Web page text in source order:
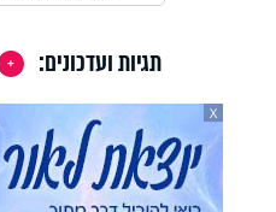
תגיות ועדכונים:
X